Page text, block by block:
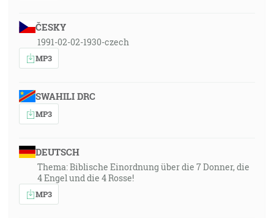
ČESKY
1991-02-02-1930-czech
MP3
SWAHILI DRC
MP3
DEUTSCH
Thema: Biblische Einordnung über die 7 Donner, die
4 Engel und die 4 Rosse!
MP3